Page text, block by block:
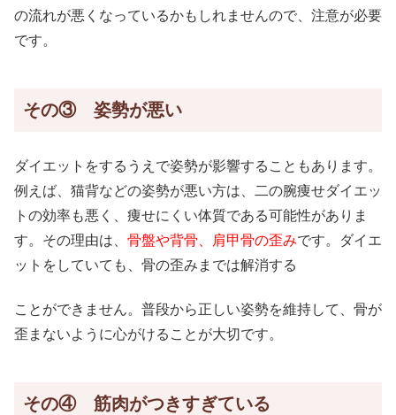
の流れが悪くなっているかもしれませんので、注意が必要
です。
その③ 姿勢が悪い
ダイエットをするうえで姿勢が影響することもあります。
例えば、猫背などの姿勢が悪い方は、二の腕痩せダイエッ
トの効率も悪く、痩せにくい体質である可能性がありま
す。その理由は、 骨盤や背骨、肩甲骨の歪みです。ダイエ
ットをしていても、骨の歪みまでは解消する
ことができません。普段から正しい姿勢を維持して、骨が
歪まないように心がけることが大切です。
その④ 筋肉がつきすぎている